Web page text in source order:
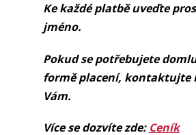
Ke každé platbě uveďte
jméno.
Pokud se potřebujete
formě placení, kontaktujte
Vám.
Více se dozvíte zde: Ceník